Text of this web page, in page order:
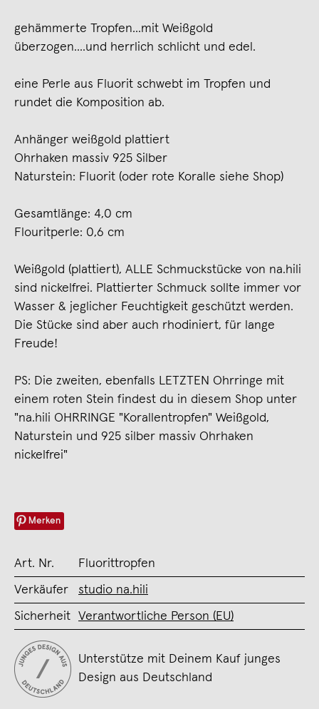
gehämmerte Tropfen...mit Weißgold
überzogen....und herrlich schlicht und edel.
eine Perle aus Fluorit schwebt im Tropfen und
rundet die Komposition ab.
Anhänger weißgold plattiert
Ohrhaken massiv 925 Silber
Naturstein: Fluorit (oder rote Koralle siehe Shop)
Gesamtlänge: 4,0 cm
Flouritperle: 0,6 cm
Weißgold (plattiert), ALLE Schmuckstücke von na.hili
sind nickelfrei. Plattierter Schmuck sollte immer vor
Wasser & jeglicher Feuchtigkeit geschützt werden.
Die Stücke sind aber auch rhodiniert, für lange
Freude!
PS: Die zweiten, ebenfalls LETZTEN Ohrringe mit
einem roten Stein findest du in diesem Shop unter
"na.hili OHRRINGE "Korallentropfen" Weißgold,
Naturstein und 925 silber massiv Ohrhaken
nickelfrei"
Merken
Art. Nr. Fluorittropfen
Verkäufer studio na.hili
Sicherheit Verantwortliche Person (EU)
Unterstütze mit Deinem Kauf junges
Design aus Deutschland